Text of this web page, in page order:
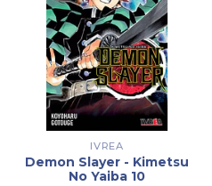
IVREA
Demon Slayer - Kimetsu
No Yaiba 10